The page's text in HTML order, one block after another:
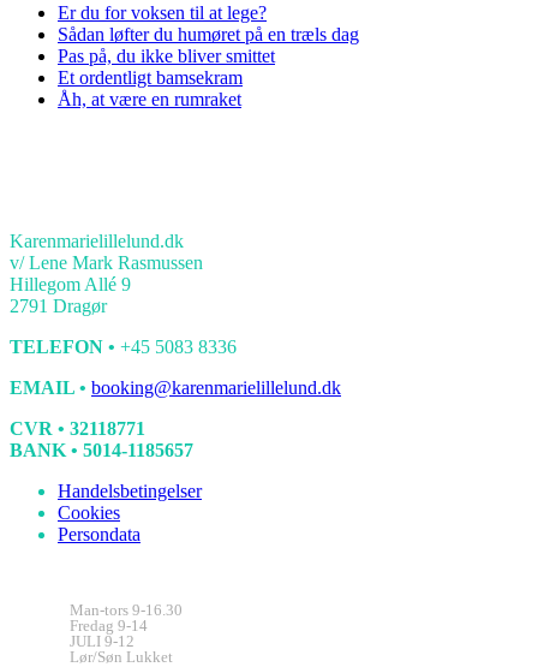
Er du for voksen til at lege?
Sådan løfter du humøret på en træls dag
Pas på, du ikke bliver smittet
Et ordentligt bamsekram
Åh, at være en rumraket
Karenmarielillelund.dk
v/ Lene Mark Rasmussen
Hillegom Allé 9
2791 Dragør
TELEFON • +45 5083 8336
EMAIL • booking@karenmarielillelund.dk
CVR • 32118771
BANK • 5014-1185657
Handelsbetingelser
Cookies
Persondata
Man-tors 9-16.30
Fredag 9-14
JULI 9-12
Lør/Søn Lukket